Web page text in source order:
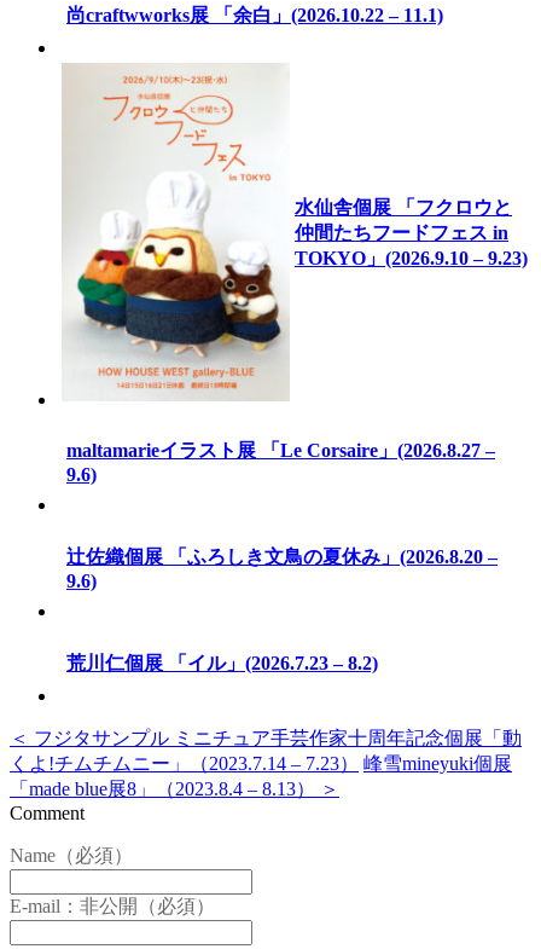
尚craftwworks展 「余白」(2026.10.22 – 11.1)
水仙舎個展 「フクロウと
仲間たちフードフェス in
TOKYO」(2026.9.10 – 9.23)
maltamarieイラスト展 「Le Corsaire」(2026.8.27 –
9.6)
辻佐織個展 「ふろしき文鳥の夏休み」(2026.8.20 –
9.6)
荒川仁個展 「イル」(2026.7.23 – 8.2)
＜ フジタサンプル ミニチュア手芸作家十周年記念個展「動
くよ!チムチムニー」（2023.7.14 – 7.23）
峰雪mineyuki個展
「made blue展8」（2023.8.4 – 8.13） ＞
Comment
Name（必須）
E-mail：非公開（必須）